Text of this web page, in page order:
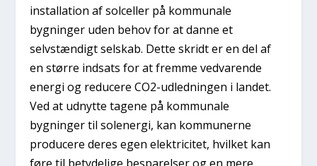
installation af solceller på kommunale
bygninger uden behov for at danne et
selvstændigt selskab. Dette skridt er en del af
en større indsats for at fremme vedvarende
energi og reducere CO2-udledningen i landet.
Ved at udnytte tagene på kommunale
bygninger til solenergi, kan kommunerne
producere deres egen elektricitet, hvilket kan
føre til betydelige besparelser og en mere